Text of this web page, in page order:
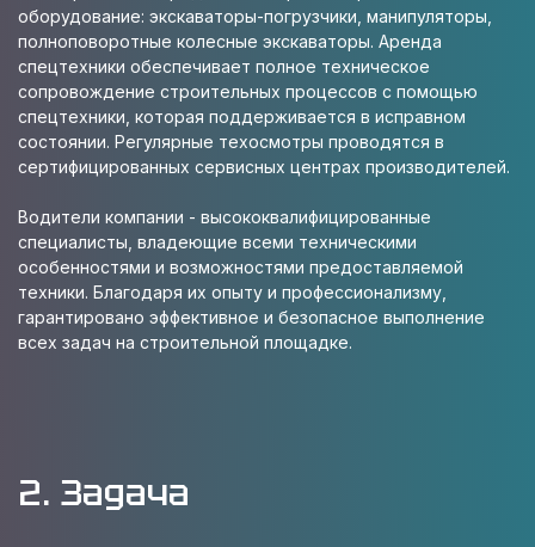
оборудование: экскаваторы-погрузчики, манипуляторы,
полноповоротные колесные экскаваторы. Аренда
спецтехники обеспечивает полное техническое
сопровождение строительных процессов с помощью
спецтехники, которая поддерживается в исправном
состоянии. Регулярные техосмотры проводятся в
сертифицированных сервисных центрах производителей.
Водители компании - высококвалифицированные
специалисты, владеющие всеми техническими
особенностями и возможностями предоставляемой
техники. Благодаря их опыту и профессионализму,
гарантировано эффективное и безопасное выполнение
всех задач на строительной площадке.
2. Задача